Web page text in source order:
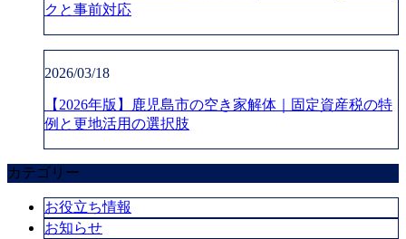
クと事前対応
2026/03/18
【2026年版】鹿児島市の空き家解体｜固定資産税の特
例と更地活用の選択肢
カテゴリー
お役立ち情報
お知らせ